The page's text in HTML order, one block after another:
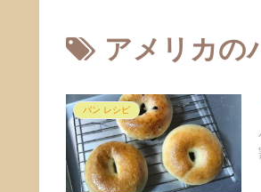
アメリカの
パン レシピ